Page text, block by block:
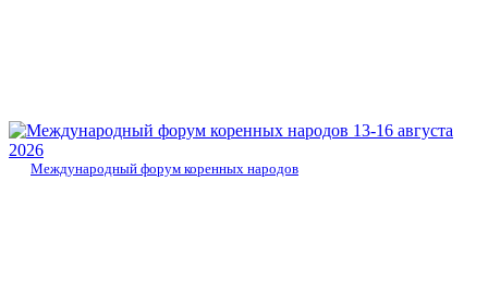
13-16 августа
2026
Международный форум коренных народов